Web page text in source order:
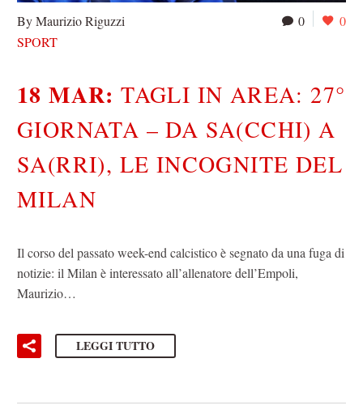
0 0
By Maurizio Riguzzi
SPORT
18 MAR:TAGLI IN AREA: 27°
GIORNATA – DA SA(CCHI) A
SA(RRI), LE INCOGNITE DEL
MILAN
Il corso del passato week-end calcistico è segnato da una fuga di
notizie: il Milan è interessato all’allenatore dell’Empoli,
Maurizio…
LEGGI TUTTO